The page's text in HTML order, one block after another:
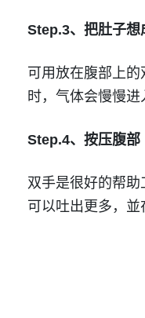
Step.3、把肚子想
可用放在腹部上
时，气体会慢慢进
Step.4、按压腹部
双手是很好的帮
可以吐出更多，並